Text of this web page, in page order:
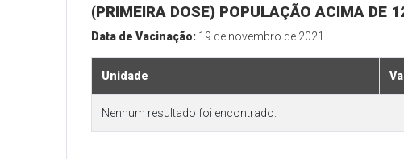
(PRIMEIRA DOSE) POPULAÇÃO ACIMA DE
Data de Vacinação: 19 de novembro de 2021
Unidade
Nenhum resultado foi encontrado.